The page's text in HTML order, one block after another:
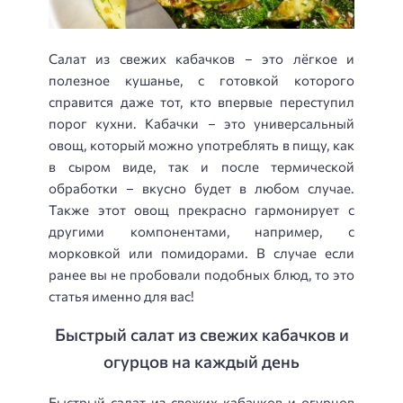
Салат из свежих кабачков – это лёгкое и
полезное кушанье, с готовкой которого
справится даже тот, кто впервые переступил
порог кухни. Кабачки – это универсальный
овощ, который можно употреблять в пищу, как
в сыром виде, так и после термической
обработки – вкусно будет в любом случае.
Также этот овощ прекрасно гармонирует с
другими компонентами, например, с
морковкой или помидорами. В случае если
ранее вы не пробовали подобных блюд, то это
статья именно для вас!
Быстрый салат из свежих кабачков и
огурцов на каждый день